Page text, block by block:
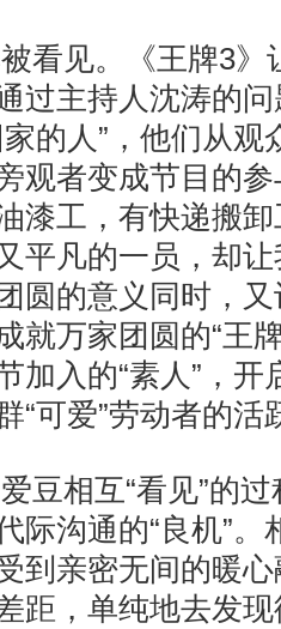
看见。《王牌3》
过主持人沈涛的
的人”，他们从观
观者变成节目的
漆工，有快递搬
平凡的一员，却
圆的意义同时，
就万家团圆的“王
加入的“素人”，开
“可爱”劳动者的活
豆相互“看见”的
际沟通的“良机”。
到亲密无间的暖
距，单纯地去发